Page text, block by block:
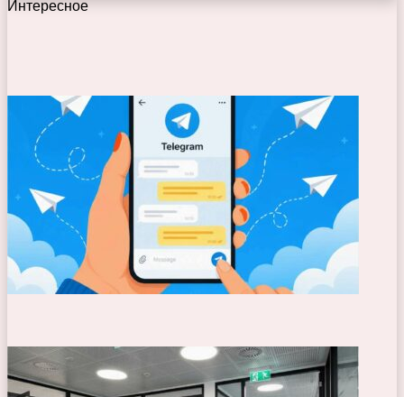
Интересное